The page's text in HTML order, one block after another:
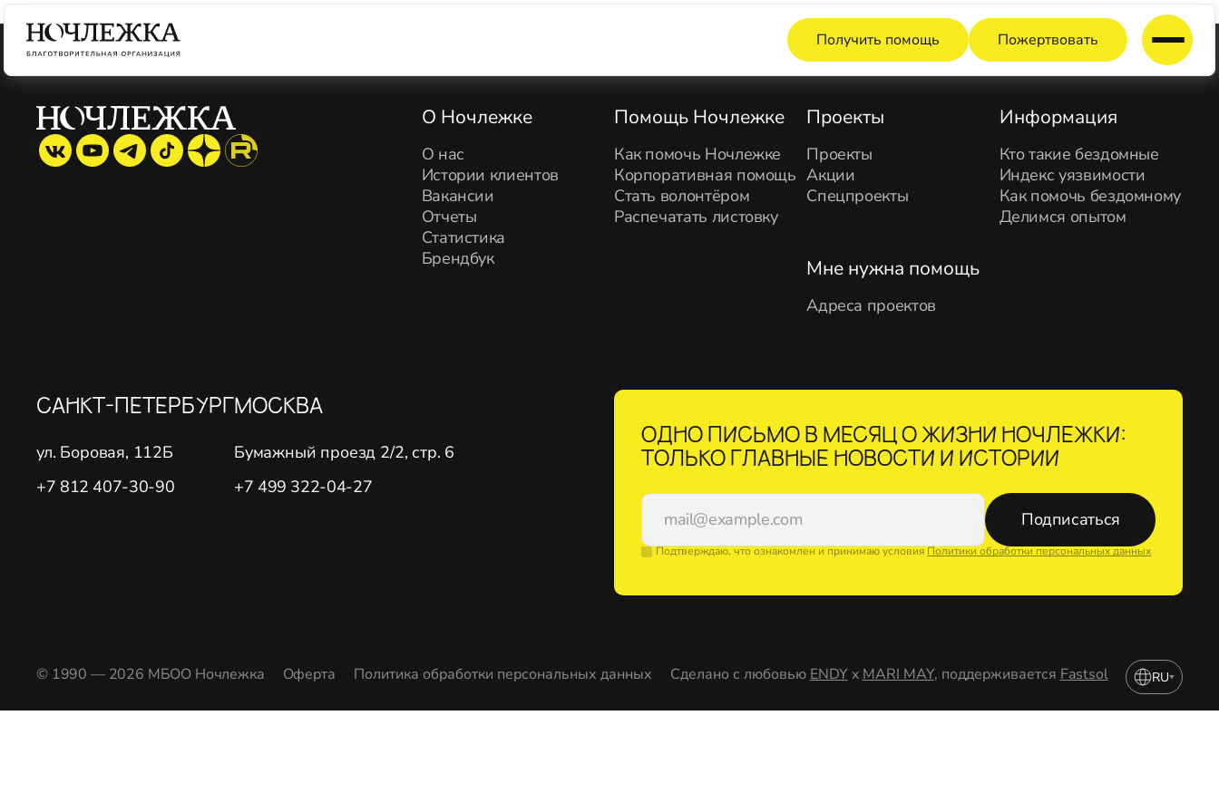
Получить помощь Пожертвовать
О Ночлежке
О нас
Истории клиентов
Вакансии
Отчеты
Статистика
Брендбук
Помощь Ночлежке
Как помочь Ночлежке
Корпоративная помощь
Стать волонтёром
Распечатать листовку
Проекты
Проекты
Акции
Спецпроекты
Информация
Кто такие бездомные
Индекс уязвимости
Как помочь бездомному
Делимся опытом
Мне нужна помощь
Адреса проектов
САНКТ-ПЕТЕРБУРГ
ул. Боровая, 112Б
+7 812 407-30-90
МОСКВА
Бумажный проезд 2/2, стр. 6
+7 499 322-04-27
ОДНО ПИСЬМО В МЕСЯЦ О ЖИЗНИ НОЧЛЕЖКИ:
ТОЛЬКО ГЛАВНЫЕ НОВОСТИ И ИСТОРИИ
Подписаться
Подтверждаю, что ознакомлен и принимаю условияПолитики обработки персональных данных
© 1990 — 2026 МБОО Ночлежка Оферта Политика обработки персональных данных Сделано с любовью ENDY x MARI MAY, поддерживается Fastsol RU